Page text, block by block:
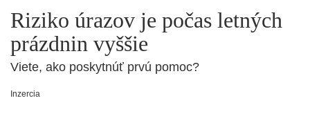
Riziko úrazov je počas letných
prázdnin vyššie
Viete, ako poskytnúť prvú pomoc?
Inzercia